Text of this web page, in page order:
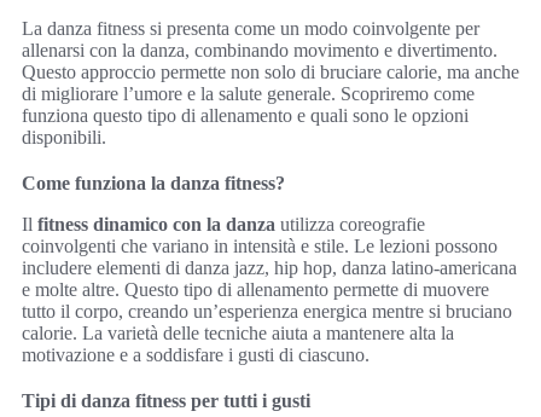
La danza fitness si presenta come un modo coinvolgente per
allenarsi con la danza, combinando movimento e divertimento.
Questo approccio permette non solo di bruciare calorie, ma anche
di migliorare l’umore e la salute generale. Scopriremo come
funziona questo tipo di allenamento e quali sono le opzioni
disponibili.
Come funziona la danza fitness?
Il fitness dinamico con la danza utilizza coreografie
coinvolgenti che variano in intensità e stile. Le lezioni possono
includere elementi di danza jazz, hip hop, danza latino-americana
e molte altre. Questo tipo di allenamento permette di muovere
tutto il corpo, creando un’esperienza energica mentre si bruciano
calorie. La varietà delle tecniche aiuta a mantenere alta la
motivazione e a soddisfare i gusti di ciascuno.
Tipi di danza fitness per tutti i gusti